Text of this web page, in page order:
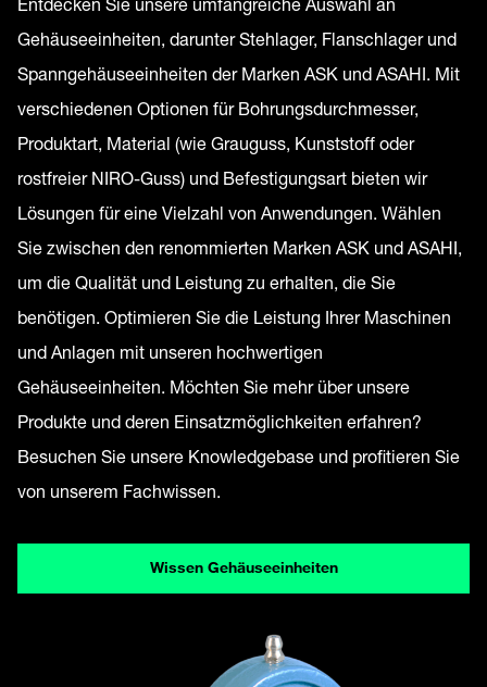
Gehäuseeinheiten, darunter Stehlager, Flanschlager und
Spanngehäuseeinheiten der Marken ASK und ASAHI. Mit
verschiedenen Optionen für Bohrungsdurchmesser,
Produktart, Material (wie Grauguss, Kunststoff oder
rostfreier NIRO-Guss) und Befestigungsart bieten wir
Lösungen für eine Vielzahl von Anwendungen. Wählen
Sie zwischen den renommierten Marken ASK und ASAHI,
um die Qualität und Leistung zu erhalten, die Sie
benötigen. Optimieren Sie die Leistung Ihrer Maschinen
und Anlagen mit unseren hochwertigen
Gehäuseeinheiten. Möchten Sie mehr über unsere
Produkte und deren Einsatzmöglichkeiten erfahren?
Besuchen Sie unsere Knowledgebase und profitieren Sie
von unserem Fachwissen.
Wissen Gehäuseeinheiten